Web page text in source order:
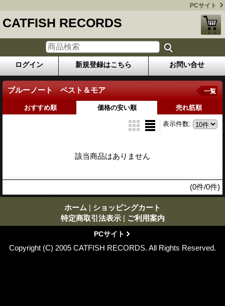
PCサイト
CATFISH RECORDS
ログイン 新規登録はこちら お問い合せ
ブルーノート ベスト＆モア 一覧
おすすめ順 価格の安い順 売れ筋順
表示件数:
該当商品はありません
(0件/0件)
ホーム | ショッピングカート
特定商取引法表示 | ご利用案内
PCサイト
Copyright (C) 2005 CATFISH RECORDS. All Rights Reserved.